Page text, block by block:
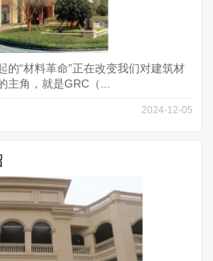
的“材料革命”正在改变我们对建筑材
主角，就是GRC（...
2024-12-05